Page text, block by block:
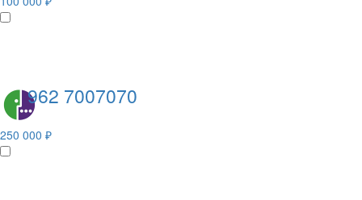
962 7007070
250 000 ₽